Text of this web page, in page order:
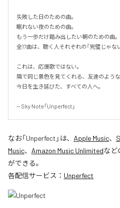
失敗した日のための曲。
眠れない夜のための曲。
もう一歩だけ踏み出したい朝のための曲。
全17曲は、聴く人それぞれの「完璧じゃな
これは、応援歌ではない。
隣で同じ景色を見てくれる、友達のような
今日を生き延びた、すべての人へ。
-- Sky Note「Unperfect」
なお「Unperfect 」は、 Apple Music、
Music、 Amazon Music Unlimitedなど
ができる。
各配信サービス： Unperfect